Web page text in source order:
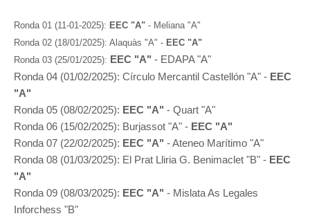
Ronda 01 (11-01-2025): EEC "A" - Meliana "A"
Ronda 02 (18/01/2025): Alaquàs "A" - EEC "A"
Ronda 03 (25/01/2025): EEC "A" - EDAPA "A"
Ronda 04 (01/02/2025): Círculo Mercantil Castellón "A" - EEC
"A"
Ronda 05 (08/02/2025): EEC "A" - Quart "A"
Ronda 06 (15/02/2025): Burjassot "A" - EEC "A"
Ronda 07 (22/02/2025): EEC "A" - Ateneo Marítimo "A"
Ronda 08 (01/03/2025): El Prat Lliria G. Benimaclet "B" - EEC
"A"
Ronda 09 (08/03/2025): EEC "A" - Mislata As Legales
Inforchess "B"